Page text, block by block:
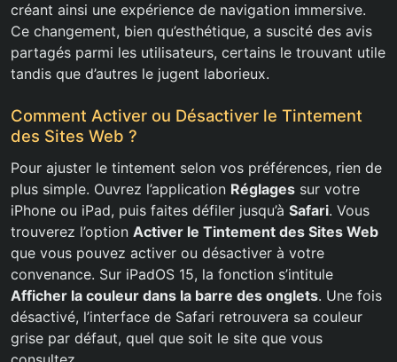
créant ainsi une expérience de navigation immersive.
Ce changement, bien qu’esthétique, a suscité des avis
partagés parmi les utilisateurs, certains le trouvant utile
tandis que d’autres le jugent laborieux.
Comment Activer ou Désactiver le Tintement
des Sites Web ?
Pour ajuster le tintement selon vos préférences, rien de
plus simple. Ouvrez l’application Réglages sur votre
iPhone ou iPad, puis faites défiler jusqu’à Safari. Vous
trouverez l’option Activer le Tintement des Sites Web
que vous pouvez activer ou désactiver à votre
convenance. Sur iPadOS 15, la fonction s’intitule
Afficher la couleur dans la barre des onglets. Une fois
désactivé, l’interface de Safari retrouvera sa couleur
grise par défaut, quel que soit le site que vous